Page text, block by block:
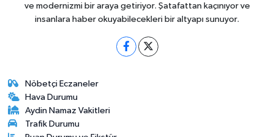
ve modernizmi bir araya getiriyor. Şatafattan kaçınıyor ve
insanlara haber okuyabilecekleri bir altyapı sunuyor.
Nöbetçi Eczaneler
Hava Durumu
Aydin Namaz Vakitleri
Trafik Durumu